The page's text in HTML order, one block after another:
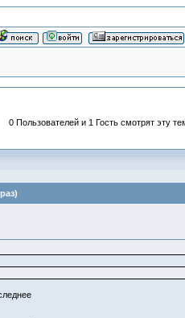
0 Пользователей и 1 Гость смотрят эту